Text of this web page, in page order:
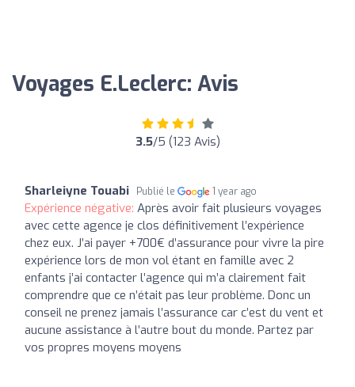
Voyages E.Leclerc: Avis
3.5/5 (123 Avis)
Sharleiyne Touabi Publié le 1 year ago
Expérience négative: Après avoir fait plusieurs voyages
avec cette agence je clos définitivement l’expérience
chez eux. J’ai payer +700€ d’assurance pour vivre la pire
expérience lors de mon vol étant en famille avec 2
enfants j’ai contacter l’agence qui m’a clairement fait
comprendre que ce n’était pas leur problème. Donc un
conseil ne prenez jamais l’assurance car c’est du vent et
aucune assistance à l’autre bout du monde. Partez par
vos propres moyens moyens